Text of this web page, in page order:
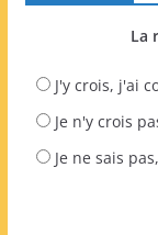
La
J'y crois, j'ai
Je n'y crois
Je ne sais